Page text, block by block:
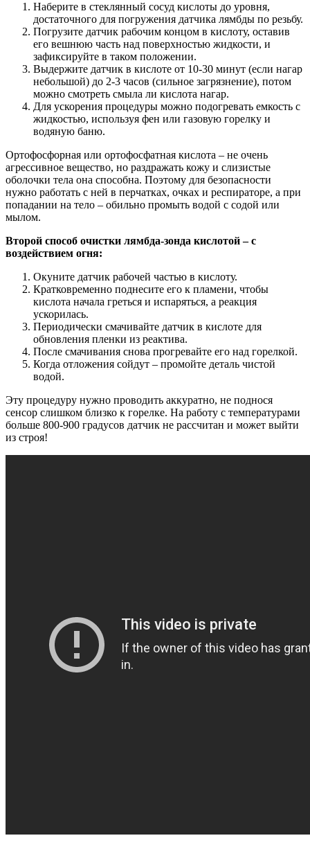
Наберите в стеклянный сосуд кислоты до уровня,
достаточного для погружения датчика лямбды по резьбу.
Погрузите датчик рабочим концом в кислоту, оставив
его вешнюю часть над поверхностью жидкости, и
зафиксируйте в таком положении.
Выдержите датчик в кислоте от 10-30 минут (если нагар
небольшой) до 2-3 часов (сильное загрязнение), потом
можно смотреть смыла ли кислота нагар.
Для ускорения процедуры можно подогревать емкость с
жидкостью, используя фен или газовую горелку и
водяную баню.
Ортофосфорная или ортофосфатная кислота – не очень
агрессивное вещество, но раздражать кожу и слизистые
оболочки тела она способна. Поэтому для безопасности
нужно работать с ней в перчатках, очках и респираторе, а при
попадании на тело – обильно промыть водой с содой или
мылом.
Второй способ очистки лямбда-зонда кислотой – с
воздействием огня:
Окуните датчик рабочей частью в кислоту.
Кратковременно поднесите его к пламени, чтобы
кислота начала греться и испаряться, а реакция
ускорилась.
Периодически смачивайте датчик в кислоте для
обновления пленки из реактива.
После смачивания снова прогревайте его над горелкой.
Когда отложения сойдут – промойте деталь чистой
водой.
Эту процедуру нужно проводить аккуратно, не поднося
сенсор слишком близко к горелке. На работу с температурами
больше 800-900 градусов датчик не рассчитан и может выйти
из строя!